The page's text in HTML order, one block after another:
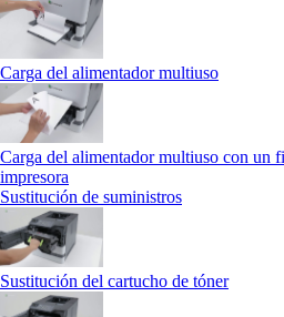
Carga del alimentador multiuso
Carga del alimentador multiuso con un
impresora
Sustitución de suministros
Sustitución del cartucho de tóner